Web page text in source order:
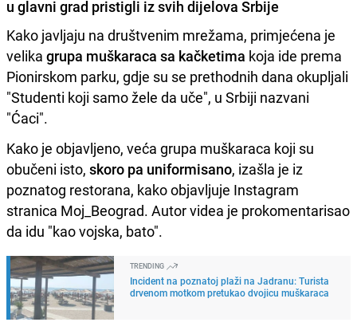
u glavni grad pristigli iz svih dijelova Srbije
Kako javljaju na društvenim mrežama, primjećena je
velika grupa muškaraca sa kačketima koja ide prema
Pionirskom parku, gdje su se prethodnih dana okupljali
"Studenti koji samo žele da uče", u Srbiji nazvani
"Ćaci".
Kako je objavljeno, veća grupa muškaraca koji su
obučeni isto, skoro pa uniformisano, izašla je iz
poznatog restorana, kako objavljuje Instagram
stranica Moj_Beograd. Autor videa je prokomentarisao
da idu "kao vojska, bato".
TRENDING
Incident na poznatoj plaži na Jadranu: Turista
drvenom motkom pretukao dvojicu muškaraca